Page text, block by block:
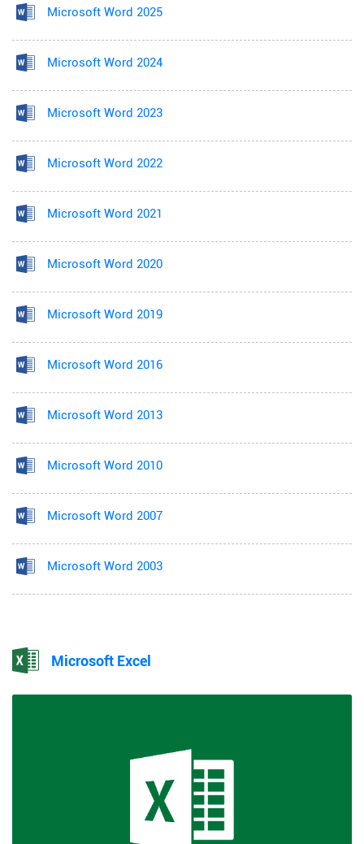
Microsoft Word 2025
Microsoft Word 2024
Microsoft Word 2023
Microsoft Word 2022
Microsoft Word 2021
Microsoft Word 2020
Microsoft Word 2019
Microsoft Word 2016
Microsoft Word 2013
Microsoft Word 2010
Microsoft Word 2007
Microsoft Word 2003
Microsoft Excel